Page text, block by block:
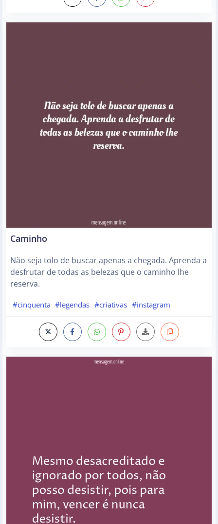
Caminho
Não seja tolo de buscar apenas a chegada. Aprenda a
desfrutar de todas as belezas que o caminho lhe
reserva.
#cinquenta #legendas #criativas #instagram